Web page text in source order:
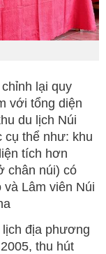
lại quy
với tổng diện
du lịch Núi
cụ thể như: khu
tích hơn
chân núi) có
Lâm viên Núi
địa phương
thu hút